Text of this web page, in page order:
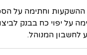
וחתימה על
על יפוי כח בבנק
לחשבון המנוהל.